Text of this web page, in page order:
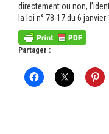
directement ou non,
la loi n° 78-17 du 6 janvier
Partager :